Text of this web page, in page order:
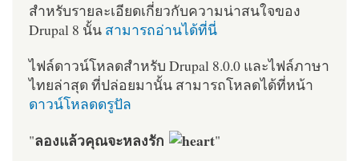
สำหรับรายละเอียดเกี่ยวกับความน่าสนใจของ
Drupal 8 นั้น สามารถอ่านได้ที่นี่
ไฟล์ดาวน์โหลดสำหรับ Drupal 8.0.0 และไฟล์ภาษา
ไทยล่าสุด ที่ปล่อยมานั้น สามารถโหลดได้ที่หน้า
ดาวน์โหลดดรูปัล
"ลองแล้วคุณจะหลงรัก "